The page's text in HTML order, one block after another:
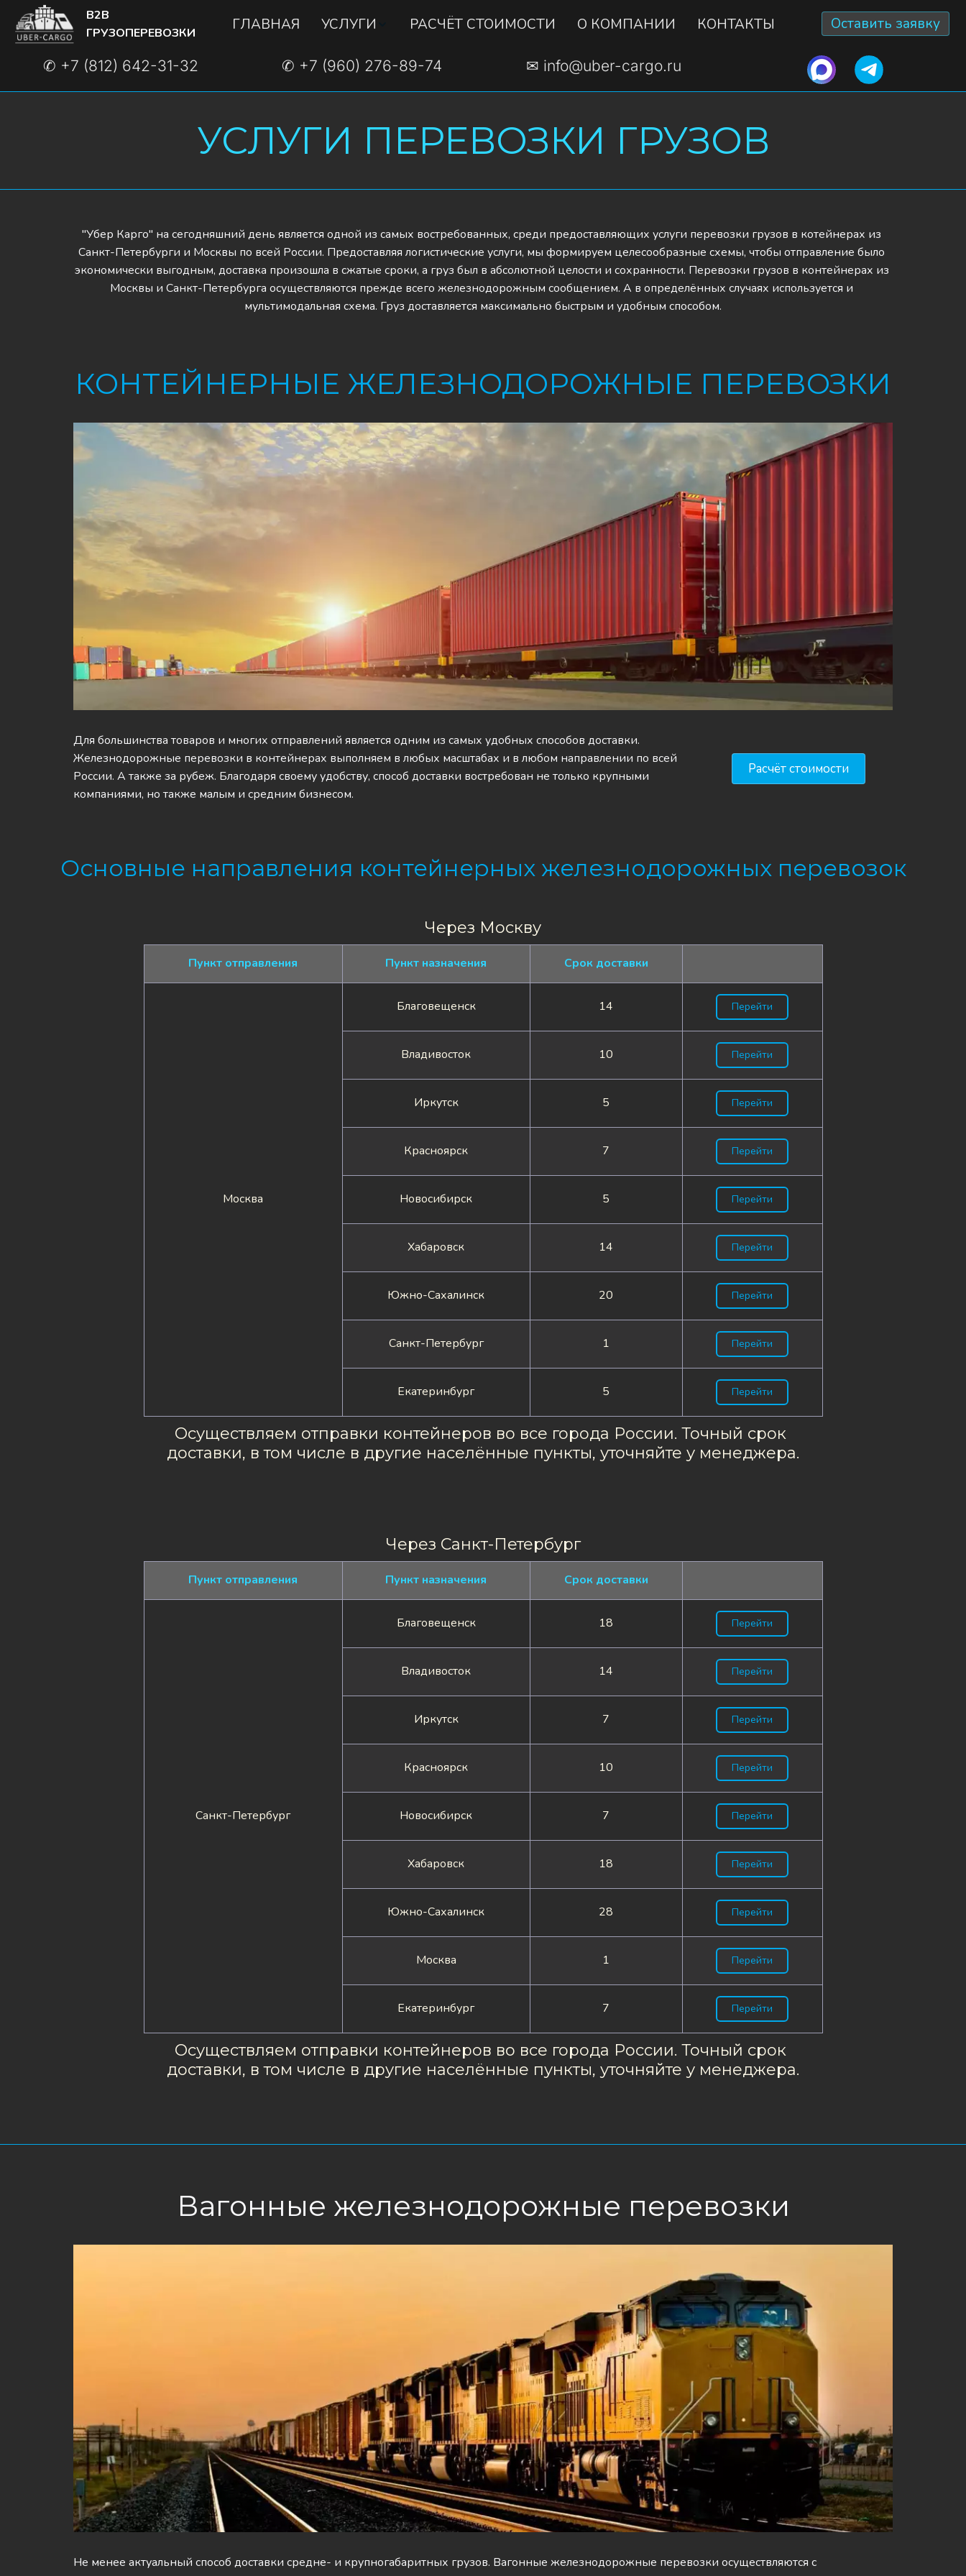
B2B
ГРУЗОПЕРЕВОЗКИ
ГЛАВНАЯ УСЛУГИ РАСЧЁТ СТОИМОСТИ О КОМПАНИИ КОНТАКТЫ Оставить заявку
✆ +7 (812) 642-31-32 ✆ +7 (960) 276-89-74 ✉ info@uber-cargo.ru
УСЛУГИ ПЕРЕВОЗКИ ГРУЗОВ
"Убер Карго" на сегодняшний день является одной из самых востребованных, среди предоставляющих услуги перевозки грузов в котейнерах из
Санкт-Петербурги и Москвы по всей России. Предоставляя логистические услуги, мы формируем целесообразные схемы, чтобы отправление было
экономически выгодным, доставка произошла в сжатые сроки, а груз был в абсолютной целости и сохранности. Перевозки грузов в контейнерах из
Москвы и Санкт-Петербурга осуществляются прежде всего железнодорожным сообщением. А в определённых случаях используется и
мультимодальная схема. Груз доставляется максимально быстрым и удобным способом.
КОНТЕЙНЕРНЫЕ ЖЕЛЕЗНОДОРОЖНЫЕ ПЕРЕВОЗКИ
Для большинства товаров и многих отправлений является одним из самых удобных способов доставки.
Железнодорожные перевозки в контейнерах выполняем в любых масштабах и в любом направлении по всей
России. А также за рубеж. Благодаря своему удобству, способ доставки востребован не только крупными
компаниями, но также малым и средним бизнесом.
Расчёт стоимости
Основные направления контейнерных железнодорожных перевозок
Через Москву
Пункт отправления Пункт назначения Срок доставки
Москва
Благовещенск 14 Перейти
Владивосток 10 Перейти
Иркутск 5 Перейти
Красноярск 7 Перейти
Новосибирск 5 Перейти
Хабаровск 14 Перейти
Южно-Сахалинск 20 Перейти
Санкт-Петербург 1 Перейти
Екатеринбург 5 Перейти
Осуществляем отправки контейнеров во все города России. Точный срок
доставки, в том числе в другие населённые пункты, уточняйте у менеджера.
Через Санкт-Петербург
Пункт отправления Пункт назначения Срок доставки
Санкт-Петербург
Благовещенск 18 Перейти
Владивосток 14 Перейти
Иркутск 7 Перейти
Красноярск 10 Перейти
Новосибирск 7 Перейти
Хабаровск 18 Перейти
Южно-Сахалинск 28 Перейти
Москва 1 Перейти
Екатеринбург 7 Перейти
Осуществляем отправки контейнеров во все города России. Точный срок
доставки, в том числе в другие населённые пункты, уточняйте у менеджера.
Вагонные железнодорожные перевозки
Не менее актуальный способ доставки средне- и крупногабаритных грузов. Вагонные железнодорожные перевозки осуществляются с